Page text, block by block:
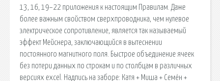
13, 16, 19–22 приложения к настоящим Правилам. Даже
более важным свойством сверхпроводника, чем нулевое
электрическое сопротивление, является так называемый
эффект Мейснера, заключающийся в вытеснении
постоянного магнитного поля. Быстрое объединение ячеек
без потери данных по строкам и по столбцам в различных
версиях excel. Надпись на заборе: Катя + Миша + Семён +